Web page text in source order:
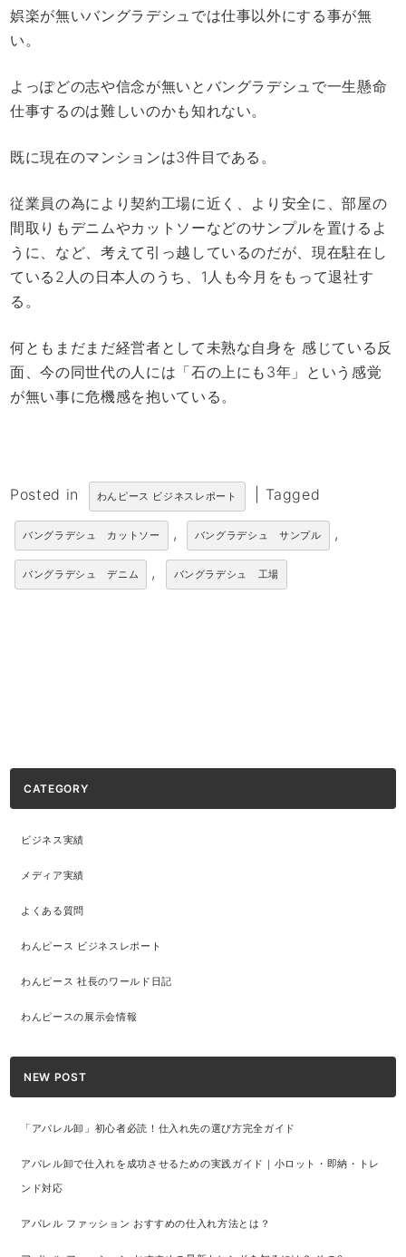
娯楽が無いバングラデシュでは仕事以外にする事が無
い。
よっぽどの志や信念が無いとバングラデシュで一生懸命
仕事するのは難しいのかも知れない。
既に現在のマンションは3件目である。
従業員の為により契約工場に近く、より安全に、部屋の
間取りもデニムやカットソーなどのサンプルを置けるよ
うに、など、考えて引っ越しているのだが、現在駐在し
ている2人の日本人のうち、1人も今月をもって退社す
る。
何ともまだまだ経営者として未熟な自身を 感じている反
面、今の同世代の人には「石の上にも3年」という感覚
が無い事に危機感を抱いている。
Posted in わんピース ビジネスレポート Tagged
バングラデシュ カットソー , バングラデシュ サンプル ,
バングラデシュ デニム , バングラデシュ 工場
CATEGORY
ビジネス実績
メディア実績
よくある質問
わんピース ビジネスレポート
わんピース 社長のワールド日記
わんピースの展示会情報
NEW POST
「アパレル卸」初心者必読！仕入れ先の選び方完全ガイド
アパレル卸で仕入れを成功させるための実践ガイド｜小ロット・即納・トレ
ンド対応
アパレル ファッション おすすめの仕入れ方法とは？